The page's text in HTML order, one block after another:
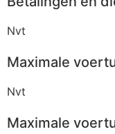
Nvt
Maximale
Nvt
Maximale